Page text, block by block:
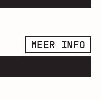
MEER INFO